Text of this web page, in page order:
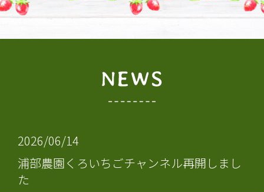
2026/06/14
浦部農園くろいちごチャンネル再開しまし
た